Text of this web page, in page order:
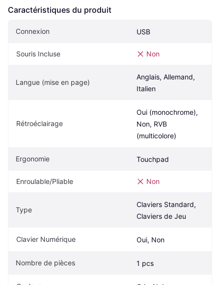
Caractéristiques du produit
Connexion USB
Souris Incluse Non
Langue (mise en page)
Anglais, Allemand,
Italien
Rétroéclairage
Oui (monochrome),
Non, RVB
(multicolore)
Ergonomie Touchpad
Enroulable/Pliable Non
Type
Claviers Standard,
Claviers de Jeu
Clavier Numérique Oui, Non
Nombre de pièces 1 pcs